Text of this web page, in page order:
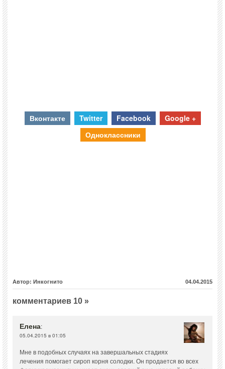
Вконтакте Twitter Facebook
Google +
Одноклассники
Автор: Инкогнито 04.04.2015
комментариев 10 »
Елена:
05.04.2015 в 01:05
Мне в подобных случаях на завершальных стадиях
лечения помогает сироп корня солодки. Он продается во всех